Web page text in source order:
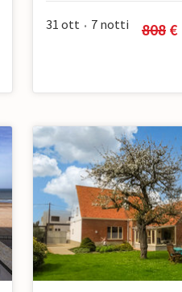
31 ott • 7 notti 808 €